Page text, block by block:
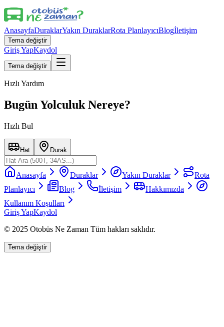
AnasayfaDuraklarYakın DuraklarRota PlanlayıcıBlogİletişim
Tema değiştir
Giriş YapKaydol
Tema değiştir
Hızlı Yardım
Bugün Yolculuk Nereye?
Hızlı Bul
Hat Durak
Anasayfa Duraklar Yakın Duraklar
Rota
Planlayıcı
Blog İletişim
Hakkımızda
Kullanım Koşulları
Giriş YapKaydol
© 2025 Otobüs Ne Zaman Tüm hakları saklıdır.
Tema değiştir